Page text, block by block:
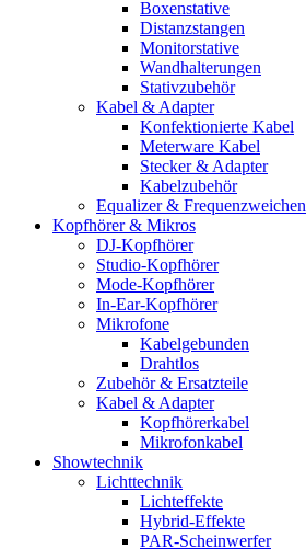
Boxenstative
Distanzstangen
Monitorstative
Wandhalterungen
Stativzubehör
Kabel & Adapter
Konfektionierte Kabel
Meterware Kabel
Stecker & Adapter
Kabelzubehör
Equalizer & Frequenzweichen
Kopfhörer & Mikros
DJ-Kopfhörer
Studio-Kopfhörer
Mode-Kopfhörer
In-Ear-Kopfhörer
Mikrofone
Kabelgebunden
Drahtlos
Zubehör & Ersatzteile
Kabel & Adapter
Kopfhörerkabel
Mikrofonkabel
Showtechnik
Lichttechnik
Lichteffekte
Hybrid-Effekte
PAR-Scheinwerfer